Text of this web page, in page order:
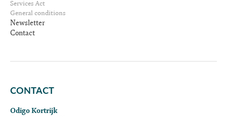
Services Act
General conditions
Newsletter
Contact
CONTACT
Odigo Kortrijk